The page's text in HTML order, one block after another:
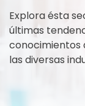
Explora ésta
últimas
conocimientos
las diversas